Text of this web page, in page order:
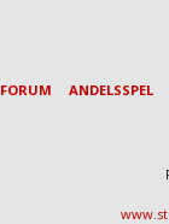
FORUM ANDELSSPEL